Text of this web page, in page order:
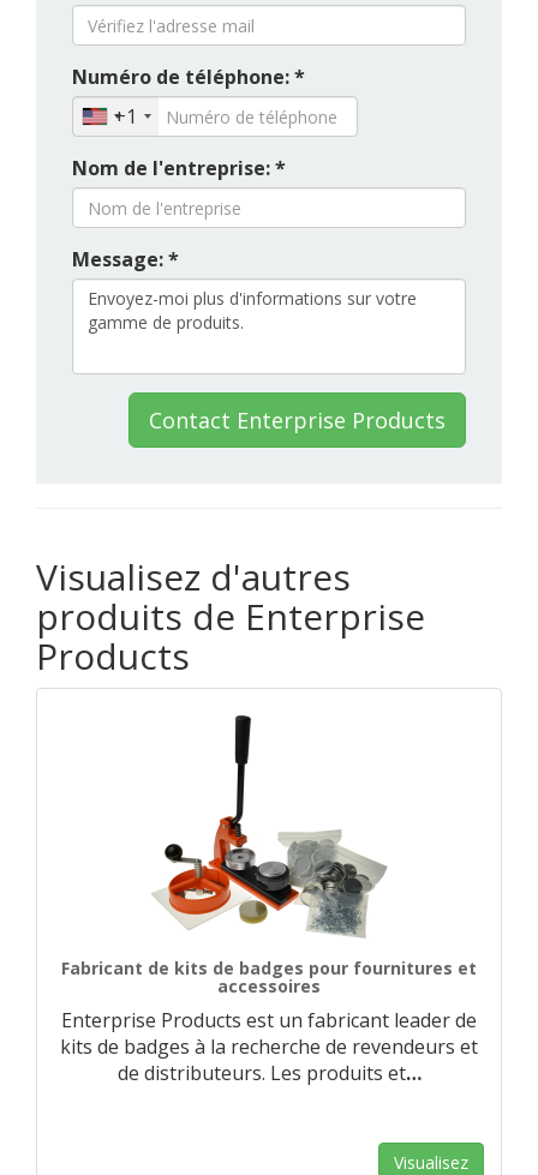
Numéro de téléphone: *
+1
Nom de l'entreprise: *
Message: *
Contact Enterprise Products
Visualisez d'autres
produits de Enterprise
Products
Fabricant de kits de badges pour fournitures et
accessoires
Enterprise Products est un fabricant leader de
kits de badges à la recherche de revendeurs et
de distributeurs. Les produits et…
Visualisez